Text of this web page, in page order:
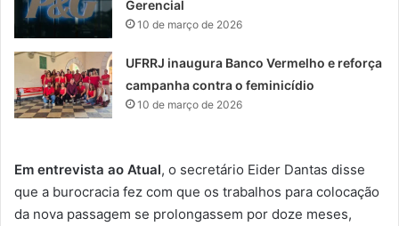
Gerencial
10 de março de 2026
UFRRJ inaugura Banco Vermelho e reforça
campanha contra o feminicídio
10 de março de 2026
Em entrevista ao Atual, o secretário Eider Dantas disse
que a burocracia fez com que os trabalhos para colocação
da nova passagem se prolongassem por doze meses,